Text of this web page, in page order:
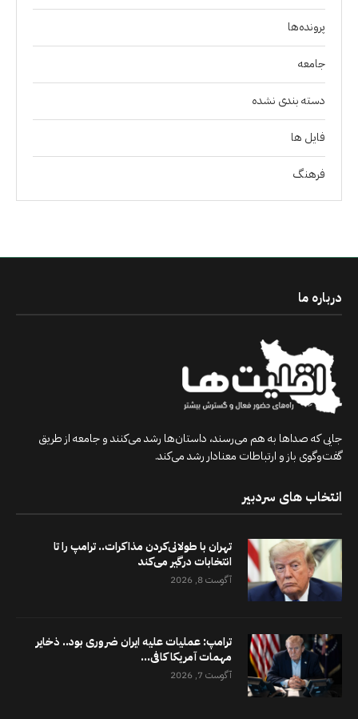
پرونده‌ها
جامعه
دسته بندی نشده
فايل ها
فرهنگ
درباره ما
جایی که صداها به هم می‌رسند، داستان‌ها رشد می‌کنند و جامعه از طریق
گفت‌وگوی باز و ارتباطات معنادار رشد می‌کند.
انتخاب های سردبیر
تهران با طولانی‌کردن مذاکرات.. ترامپ را تا
انتخابات درگیر می‌کند
آگوست 8, 2026
ترامپ: عملیات علیه ایران ضروری بود.. ذخایر
مهمات آمریکا کافی...
آگوست 7, 2026